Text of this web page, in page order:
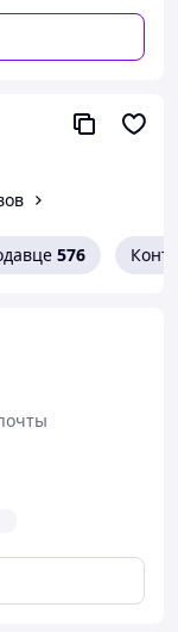
576